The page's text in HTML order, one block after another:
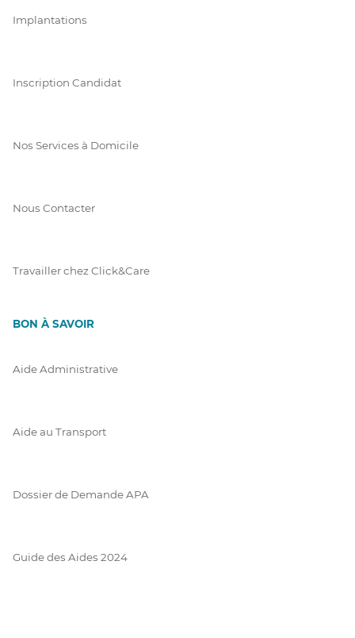
Implantations
Inscription Candidat
Nos Services à Domicile
Nous Contacter
Travailler chez Click&Care
BON À SAVOIR
Aide Administrative
Aide au Transport
Dossier de Demande APA
Guide des Aides 2024